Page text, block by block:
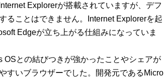
Explorerが搭載されていますが、デフ
ることはできません。Internet Explorerを起
Edgeが立ち上がる仕組みになっていま
OSとの結びつきが強かったことやシェアが
すいブラウザーでした。開発元であるMicro